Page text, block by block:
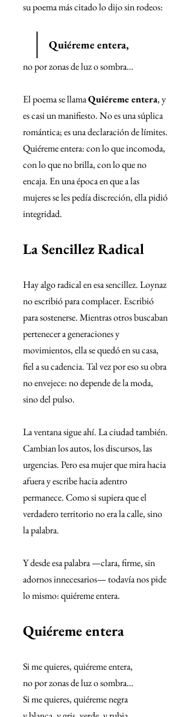
su poema más citado lo dijo sin rodeos:
Quiéreme entera,
no por zonas de luz o sombra…
El poema se llama Quiéreme entera, y
es casi un manifiesto. No es una súplica
romántica; es una declaración de límites.
Quiéreme entera: con lo que incomoda,
con lo que no brilla, con lo que no
encaja. En una época en que a las
mujeres se les pedía discreción, ella pidió
integridad.
La Sencillez Radical
Hay algo radical en esa sencillez. Loynaz
no escribió para complacer. Escribió
para sostenerse. Mientras otros buscaban
pertenecer a generaciones y
movimientos, ella se quedó en su casa,
fiel a su cadencia. Tal vez por eso su obra
no envejece: no depende de la moda,
sino del pulso.
La ventana sigue ahí. La ciudad también.
Cambian los autos, los discursos, las
urgencias. Pero esa mujer que mira hacia
afuera y escribe hacia adentro
permanece. Como si supiera que el
verdadero territorio no era la calle, sino
la palabra.
Y desde esa palabra —clara, firme, sin
adornos innecesarios— todavía nos pide
lo mismo: quiéreme entera.
Quiéreme entera
Si me quieres, quiéreme entera,
no por zonas de luz o sombra…
Si me quieres, quiéreme negra